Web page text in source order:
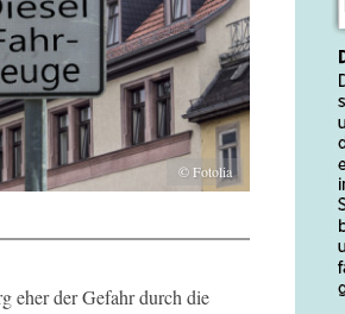
© Fotolia
eher der Gefahr durch die